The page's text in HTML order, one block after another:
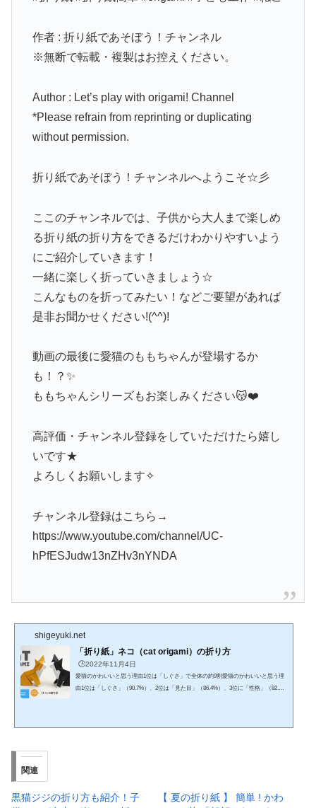
作者 : 折り紙であそぼう！チャンネル
※無断で転載・複製はお控えください。
Author : Let’s play with origami! Channel
*Please refrain from reprinting or duplicating
without permission.
折り紙であそぼう！チャンネルへようこそ☆彡
ここのチャンネルでは、子供から大人まで楽しめ
る折り紙の折り方をできるだけわかりやすいよう
にご紹介していきます！
一緒に楽しく折っていきましょう☆
こんなものを折ってみたい！などご要望があれば
是非お聞かせください!(^^)!
動画の最後に愛猫のももちゃんが登場するか
も！？✨
ももちゃんシリーズもお楽しみください😽❤️
高評価・チャンネル登録をしていただけたら嬉し
いです★
よろしくお願いします✧
チャンネル登録はこちら→
https://www.youtube.com/channel/UC-
hPfESJudw13nZHv3nYNDA
shigeyuki.net
「折り紙」ネコ（cat origami）の折り方
🕒️2022年11月4日
愛猫のかわいいと思う理由1位は「しぐさ」で全体の約9割愛猫のかわいいと思う理
由1位は「しぐさ」（90.7%）、2位は「見た目」（86.4%）、3位に「性格」（82.
関連
黒猫ジジの折り方も紹介！子
【 夏の折り紙 】 簡単 ! かわ